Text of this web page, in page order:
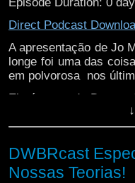
Direct Podcast
A apresentação de Jo
longe foi uma das
em polvorosa nos
Ela é antes do Doutor
clone da Doutora?
ela não ser de um
DWBRcast
Nossas Teorias!